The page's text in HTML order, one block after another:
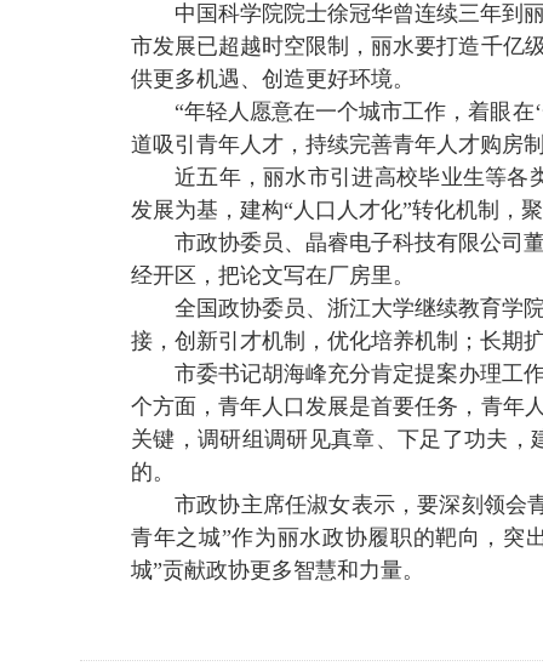
中国科学院院士徐冠华曾连续三年到
市发展已超越时空限制，丽水要打造千亿
供更多机遇、创造更好环境。
“年轻人愿意在一个城市工作，着眼在
道吸引青年人才，持续完善青年人才购房
近五年，丽水市引进高校毕业生等各
发展为基，建构“人口人才化”转化机制，
市政协委员、晶睿电子科技有限公司
经开区，把论文写在厂房里。
全国政协委员、浙江大学继续教育学
接，创新引才机制，优化培养机制；长期
市委书记胡海峰充分肯定提案办理工
个方面，青年人口发展是首要任务，青年
关键，调研组调研见真章、下足了功夫
的。
市政协主席任淑女表示，要深刻领会
青年之城”作为丽水政协履职的靶向，突
城”贡献政协更多智慧和力量。